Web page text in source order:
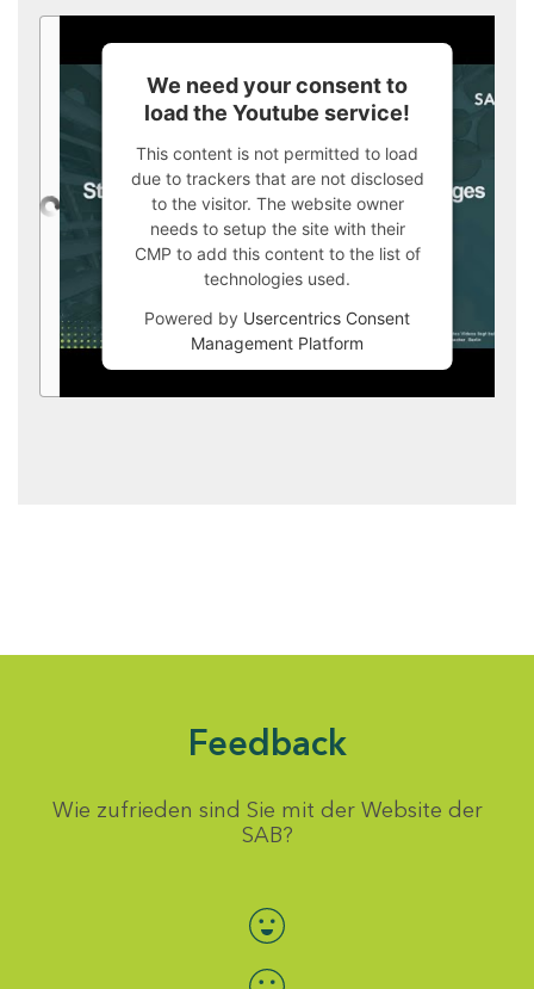
We need your consent to
load the Youtube service!
This content is not permitted to load
due to trackers that are not disclosed
to the visitor. The website owner
needs to setup the site with their
CMP to add this content to the list of
technologies used.
Powered by Usercentrics Consent
Management Platform
Feedback
Wie zufrieden sind Sie mit der Website der
SAB?
Bewertung auswählen